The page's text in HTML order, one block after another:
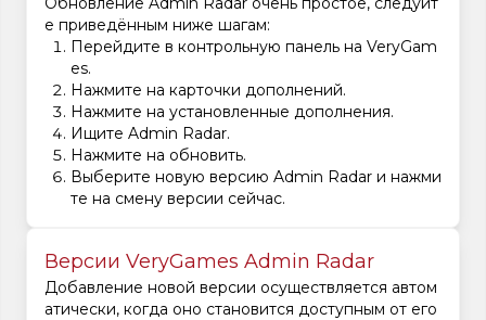
е приведённым ниже шагам:
Перейдите в контрольную панель на VeryGam
es.
Нажмите на карточки дополнений.
Нажмите на установленные дополнения.
Ищите Admin Radar.
Нажмите на обновить.
Выберите новую версию Admin Radar и нажми
те на смену версии сейчас.
Версии VeryGames Admin Radar
Добавление новой версии осуществляется автом
атически, когда оно становится доступным от его